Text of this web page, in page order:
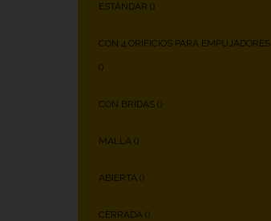
ESTÁNDAR ()
CON 4 ORIFICIOS PARA EMPUJADORES
()
CON BRIDAS ()
MALLA ()
ABIERTA ()
CERRADA ()